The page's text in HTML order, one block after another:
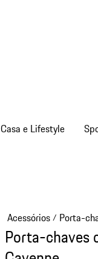
Casa e Lifestyle
Acessórios/ Porta-
Porta-chaves